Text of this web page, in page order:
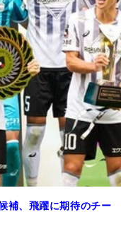
補、飛躍に期待のチー